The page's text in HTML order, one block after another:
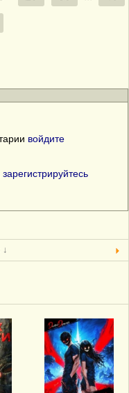
войдите
зарегистрируйтесь